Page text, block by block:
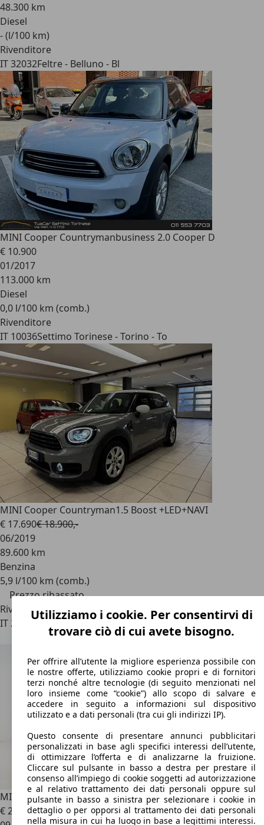
48.300 km
Diesel
- (l/100 km)
Rivenditore
IT 32032Feltre - Belluno - Bl
MINI Cooper Countrymanbusiness 2.0 Cooper D
€ 10.900
01/2017
113.000 km
Diesel
0,0 l/100 km (comb.)
Rivenditore
IT 10036Settimo Torinese - Torino - To
MINI Cooper Countryman1.5 Boost +LED+NAVI
€ 17.690€ 18.900,-
06/2019
89.600 km
Benzina
5,9 l/100 km (comb.)
Prezzo ribassato
Rivenditore
IT 21010 Arsago Seprio - Varese
MINI Cooper CountrymanMini 1.5 48V C Classic auto
€ 25.0001
Utilizziamo i cookie. Per consentirvi di
trovare ciò di cui avete bisogno.
Per offrire all’utente la migliore esperienza possibile con
le nostre offerte, utilizziamo cookie propri e di fornitori
terzi nonché altre tecnologie (di seguito menzionati nel
loro insieme come “cookie”) allo scopo di salvare e
accedere in seguito a informazioni sul dispositivo
utilizzato e a dati personali (tra cui gli indirizzi IP).
Questo consente di presentare annunci pubblicitari
personalizzati in base agli specifici interessi dell’utente,
di ottimizzare l’offerta e di analizzarne la fruizione.
Cliccare sul pulsante in basso a destra per prestare il
consenso all’impiego di cookie soggetti ad autorizzazione
e al relativo trattamento dei dati personali oppure sul
pulsante in basso a sinistra per selezionare i cookie in
dettaglio o per opporsi al trattamento dei dati personali
nella misura in cui ha luogo in base a legittimi interessi.